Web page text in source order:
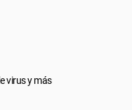
virus y más